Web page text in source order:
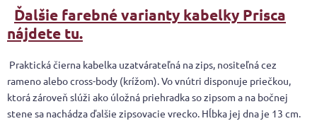
Ďalšie farebné varianty kabelky Prisca
nájdete tu.
Praktická čierna kabelka uzatvárateľná na zips, nositeľná cez
rameno alebo cross-body (krížom). Vo vnútri disponuje priečkou,
ktorá zároveň slúži ako úložná priehradka so zipsom a na bočnej
stene sa nachádza ďalšie zipsovacie vrecko. Hĺbka jej dna je 13 cm.